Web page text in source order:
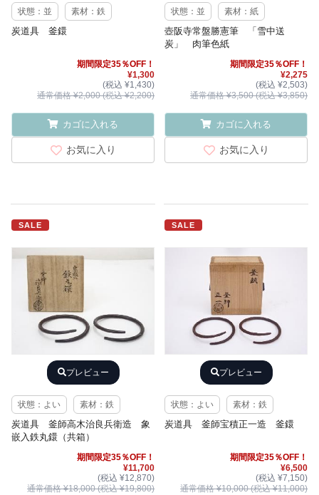
状態：並 素材：鉄
炭道具 釜鐶
期間限定35％OFF！
¥1,300
(税込 ¥1,430)
通常価格 ¥2,000 (税込 ¥2,200)
カゴに入れる
お気に入り
状態：並 素材：紙
壺阪寺常盤勝憲筆 「雪中送
炭」 肉筆色紙
期間限定35％OFF！
¥2,275
(税込 ¥2,503)
通常価格 ¥3,500 (税込 ¥3,850)
カゴに入れる
お気に入り
SALE
プレビュー
状態：よい 素材：鉄
炭道具 釜師高木治良兵衛造 象
嵌入鉄丸鐶（共箱）
期間限定35％OFF！
¥11,700
(税込 ¥12,870)
通常価格 ¥18,000 (税込 ¥19,800)
SALE
プレビュー
状態：よい 素材：鉄
炭道具 釜師宝積正一造 釜鐶
期間限定35％OFF！
¥6,500
(税込 ¥7,150)
通常価格 ¥10,000 (税込 ¥11,000)